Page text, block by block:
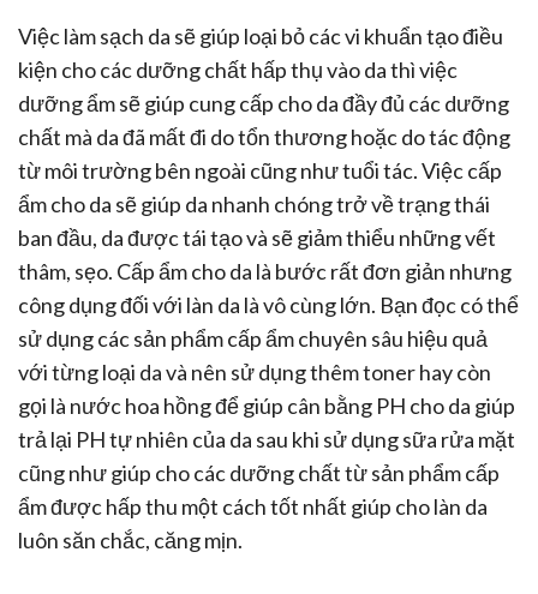
Việc làm sạch da sẽ giúp loại bỏ các vi khuẩn tạo điều
kiện cho các dưỡng chất hấp thụ vào da thì việc
dưỡng ẩm sẽ giúp cung cấp cho da đầy đủ các dưỡng
chất mà da đã mất đi do tổn thương hoặc do tác động
từ môi trường bên ngoài cũng như tuổi tác. Việc cấp
ẩm cho da sẽ giúp da nhanh chóng trở về trạng thái
ban đầu, da được tái tạo và sẽ giảm thiểu những vết
thâm, sẹo. Cấp ẩm cho da là bước rất đơn giản nhưng
công dụng đối với làn da là vô cùng lớn. Bạn đọc có thể
sử dụng các sản phẩm cấp ẩm chuyên sâu hiệu quả
với từng loại da và nên sử dụng thêm toner hay còn
gọi là nước hoa hồng để giúp cân bằng PH cho da giúp
trả lại PH tự nhiên của da sau khi sử dụng sữa rửa mặt
cũng như giúp cho các dưỡng chất từ sản phẩm cấp
ẩm được hấp thu một cách tốt nhất giúp cho làn da
luôn săn chắc, căng mịn.